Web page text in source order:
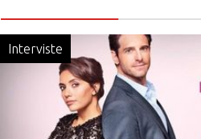
Interviste